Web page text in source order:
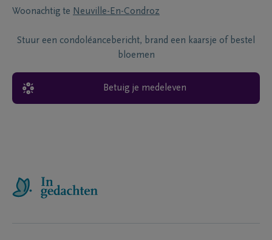
Woonachtig te Neuville-En-Condroz
Stuur een condoléancebericht, brand een kaarsje of bestel
bloemen
Betuig je medeleven